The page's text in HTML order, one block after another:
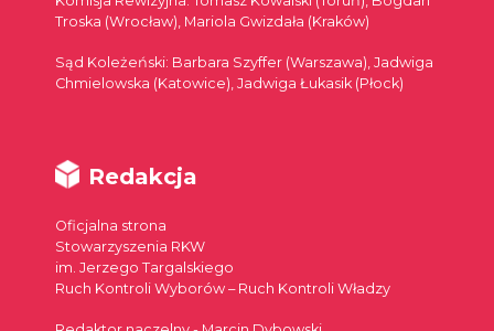
Troska (Wrocław), Mariola Gwizdała (Kraków)
Sąd Koleżeński: Barbara Szyffer (Warszawa), Jadwiga
Chmielowska (Katowice), Jadwiga Łukasik (Płock)
Redakcja
Oficjalna strona
Stowarzyszenia RKW
im. Jerzego Targalskiego
Ruch Kontroli Wyborów – Ruch Kontroli Władzy